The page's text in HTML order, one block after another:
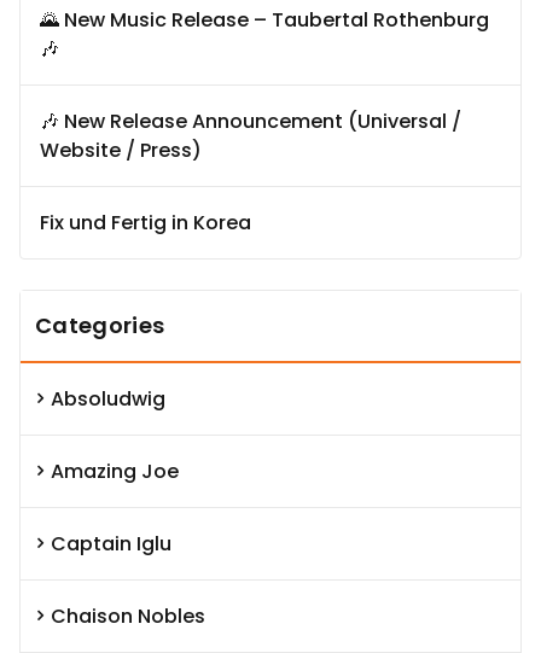
🌄 New Music Release – Taubertal Rothenburg
🎶
🎶 New Release Announcement (Universal /
Website / Press)
Fix und Fertig in Korea
Categories
Absoludwig
Amazing Joe
Captain Iglu
Chaison Nobles